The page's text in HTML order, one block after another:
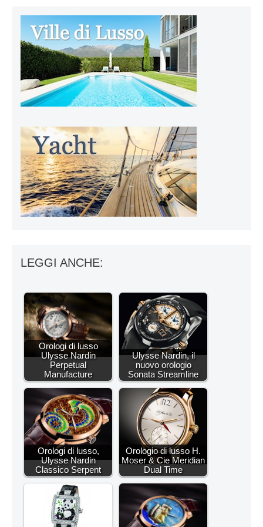
LEGGI ANCHE:
Orologi di lusso
Ulysse Nardin
Perpetual
Manufacture
Ulysse Nardin, il
nuovo orologio
Sonata Streamline
Orologi di lusso,
Ulysse Nardin
Classico Serpent
Orologio di lusso H.
Moser & Cie Meridian
Dual Time